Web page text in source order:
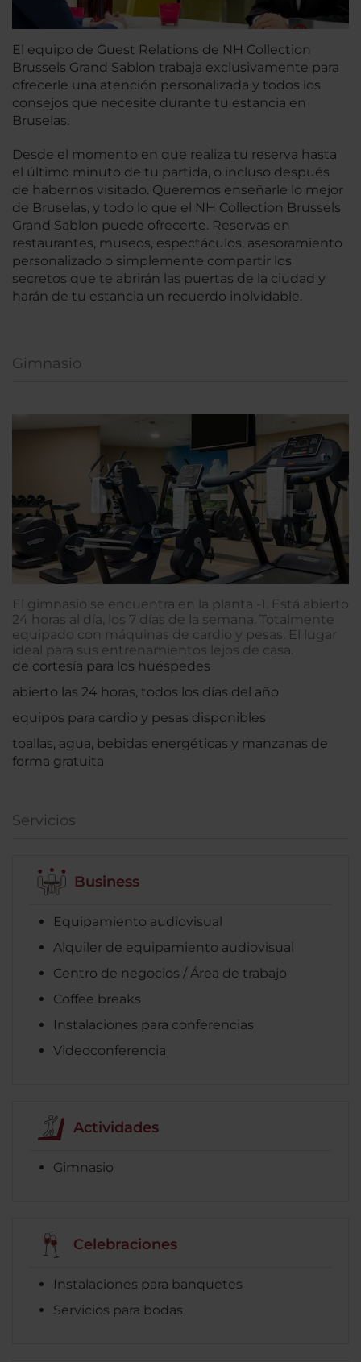
El equipo de Guest Relations de NH Collection
Brussels Grand Sablon trabaja exclusivamente para
ofrecerle una atención personalizada y todos los
consejos que necesite durante tu estancia en
Bruselas.
Desde el momento en que realiza tu reserva hasta
el último minuto de tu partida, o incluso después
de habernos visitado. Queremos enseñarle lo mejor
de Bruselas, y todo lo que el NH Collection Brussels
Grand Sablon puede ofrecerte. Reservas en
restaurantes, museos, espectáculos, asesoramiento
personalizado o simplemente compartir los
secretos que te abrirán las puertas de la ciudad y
harán de tu estancia un recuerdo inolvidable.
Gimnasio
El gimnasio se encuentra en la planta -1. Está abierto
24 horas al día, los 7 días de la semana. Totalmente
equipado con máquinas de cardio y pesas. El lugar
ideal para sus entrenamientos lejos de casa.
de cortesía para los huéspedes
abierto las 24 horas, todos los días del año
equipos para cardio y pesas disponibles
toallas, agua, bebidas energéticas y manzanas de
forma gratuita
Servicios
Business
Equipamiento audiovisual
Alquiler de equipamiento audiovisual
Centro de negocios / Área de trabajo
Coffee breaks
Instalaciones para conferencias
Videoconferencia
Actividades
Gimnasio
Celebraciones
Instalaciones para banquetes
Servicios para bodas